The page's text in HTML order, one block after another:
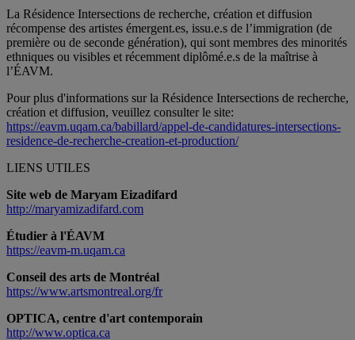
La Résidence Intersections de recherche, création et diffusion
récompense des artistes émergent.es, issu.e.s de l’immigration (de
première ou de seconde génération), qui sont membres des minorités
ethniques ou visibles et récemment diplômé.e.s de la maîtrise à
l’ÉAVM.
Pour plus d'informations sur la Résidence Intersections de recherche,
création et diffusion, veuillez consulter le site:
https://eavm.uqam.ca/babillard/appel-de-candidatures-intersections-
residence-de-recherche-creation-et-production/
LIENS UTILES
Site web de Maryam Eizadifard
http://maryamizadifard.com
Étudier à l'ÉAVM
https://eavm-m.uqam.ca
Conseil des arts de Montréal
https://www.artsmontreal.org/fr
OPTICA, centre d'art contemporain
http://www.optica.ca